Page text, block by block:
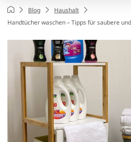
Ratgeber
durchsuchen
Startseite
Blog
Haushalt
Handtücher waschen – Tipps für saubere